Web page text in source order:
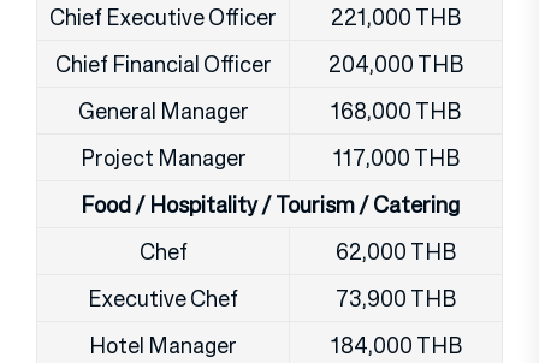
Chief Executive Officer
221,000 THB
Chief Financial Officer
204,000 THB
General Manager
168,000 THB
Project Manager
117,000 THB
Food / Hospitality / Tourism / Catering
Chef
62,000 THB
Executive Chef
73,900 THB
Hotel Manager
184,000 THB